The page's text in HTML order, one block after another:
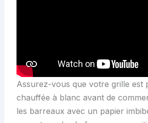
Assurez-vous que votre grille est
chauffée à blanc avant de
les barreaux avec un papier